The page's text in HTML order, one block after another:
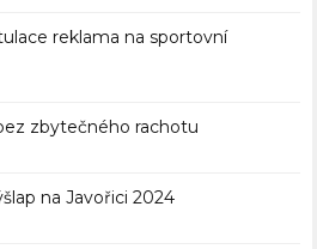
reklama na sportovní
zbytečného rachotu
na Javořici 2024